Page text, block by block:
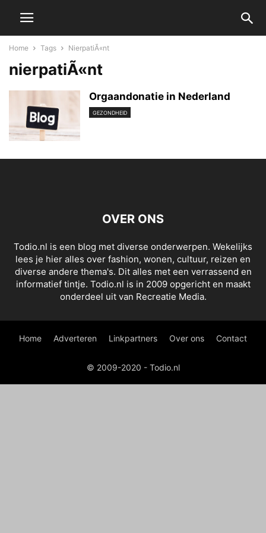
Home Tags NierpatiÃ«nt
nierpatiÃ«nt
Orgaandonatie in Nederland
GEZONDHEID
OVER ONS
Todio.nl is een blog met diverse onderwerpen. Wekelijks
lees je hier alles over fashion, wonen, cultuur, reizen en
diverse andere thema's. Dit alles met een verrassend en
informatief tintje. Todio.nl is in 2009 opgericht en maakt
onderdeel uit van Recreatie Media.
Home Adverteren Linkpartners Over ons Contact
© 2009-2020 - Todio.nl